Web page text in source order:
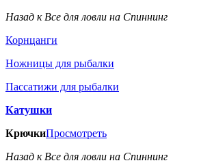
Назад к Все для ловли на Спиннинг
Корнцанги
Ножницы для рыбалки
Пассатижи для рыбалки
Катушки
КрючкиПросмотреть
Назад к Все для ловли на Спиннинг